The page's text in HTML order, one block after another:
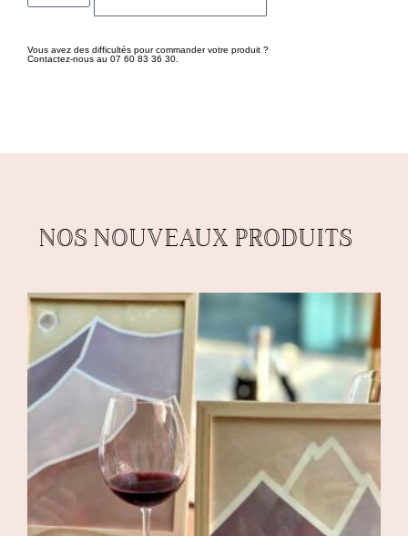
Vous avez des difficultés pour commander votre produit ?
Contactez-nous au 07 60 83 36 30.
NOS NOUVEAUX PRODUITS